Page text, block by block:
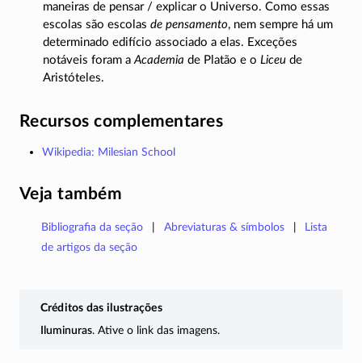
maneiras de pensar / explicar o Universo. Como essas
escolas são escolas de pensamento, nem sempre há um
determinado edifício associado a elas. Exceções
notáveis foram aAcademia de Platão e o Liceude
Aristóteles.
Recursos complementares
Wikipedia: Milesian School
Veja também
Bibliografia da seção Abreviaturas & símbolos
Lista
de artigos da seção
Créditos das ilustrações
Iluminuras. Ative o link das imagens.